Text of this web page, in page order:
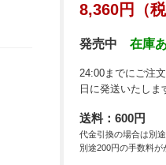
8,360円（税
発売中 在庫
24:00までにご注
日に発送いたしま
送料：600円
代金引換の場合は別
別途200円の手数料が